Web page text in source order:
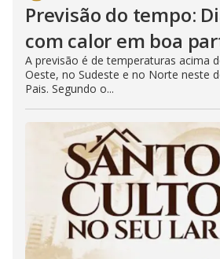
Previsão do tempo:
com calor em boa
A previsão é de temperaturas acima
Oeste, no Sudeste e no Norte neste
Pais. Segundo o...